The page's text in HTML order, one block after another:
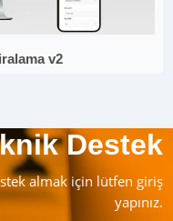
v2
Destek
almak için lütfen giriş
yapınız.